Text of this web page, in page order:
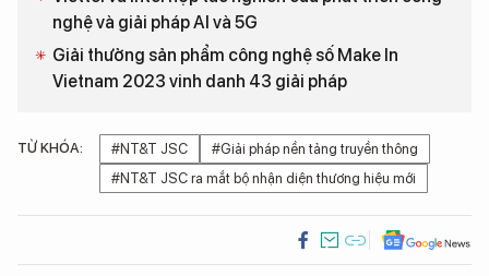
nghệ và giải pháp AI và 5G
Giải thưởng sản phẩm công nghệ số Make In
Vietnam 2023 vinh danh 43 giải pháp
TỪ KHÓA: #NT&T JSC
#Giải pháp nền tảng truyền thông
#NT&T JSC ra mắt bộ nhận diện thương hiệu mới